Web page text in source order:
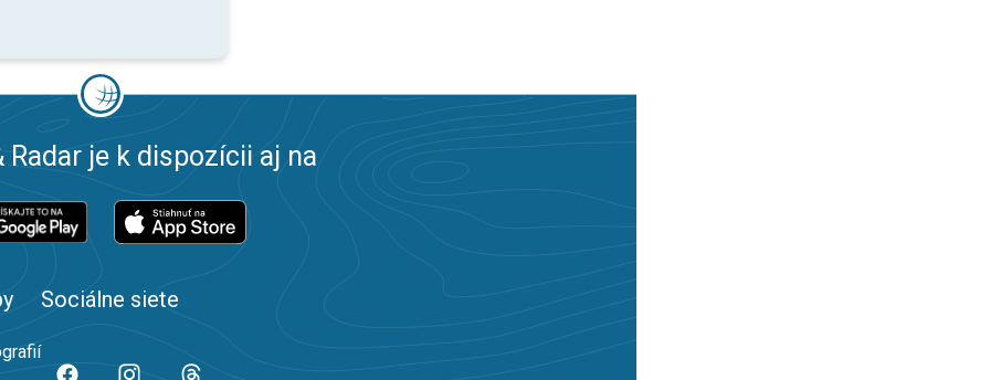
Radar je k dispozícii aj na
Sociálne siete